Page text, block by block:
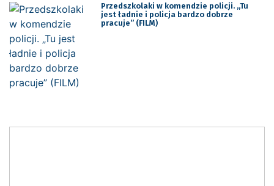
Przedszkolaki w komendzie policji. „Tu
jest ładnie i policja bardzo dobrze
pracuje” (FILM)